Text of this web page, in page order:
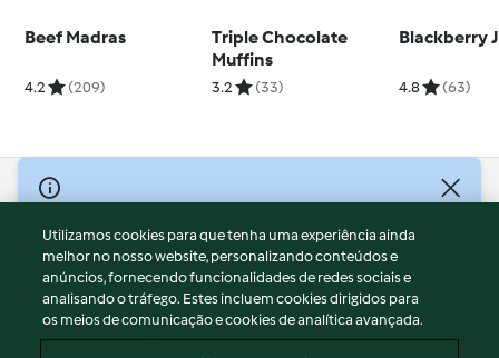
Beef Madras
4.2 (209)
Triple Chocolate
Muffins
3.2 (33)
Blackberry
4.8 (63)
© Copyright 2026
Termos de Utilização
Aviso sobre Proteção de Dados
Aviso
Apoio legal
Utilizamos cookies para que tenha uma experiência ainda
melhor no nosso website, personalizando conteúdos e
anúncios, fornecendo funcionalidades de redes sociais e
analisando o tráfego. Estes incluem cookies dirigidos para
os meios de comunicação e cookies de analítica avançada.